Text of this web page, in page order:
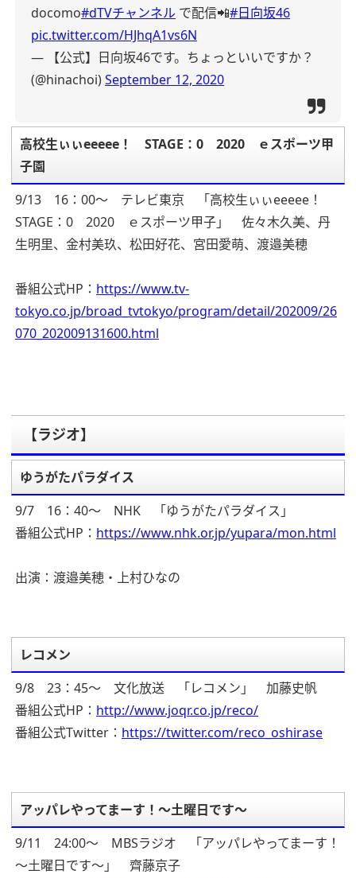
docomo#dTVチャンネル で配信📲#日向坂46
pic.twitter.com/HJhqA1vs6N
— 【公式】日向坂46です。ちょっといいですか？
(@hinachoi)September 12, 2020
高校生ぃぃeeeee！ STAGE：0 2020 ｅスポーツ甲
子園
9/13 16：00～ テレビ東京 「高校生ぃぃeeeee！
STAGE：0 2020 ｅスポーツ甲子」 佐々木久美、丹
生明里、金村美玖、松田好花、宮田愛萌、渡邉美穂
番組公式HP： https://www.tv-
tokyo.co.jp/broad_tvtokyo/program/detail/202009/26
070_202009131600.html
【ラジオ】
ゆうがたパラダイス
9/7 16：40～ NHK 「ゆうがたパラダイス」
番組公式HP： https://www.nhk.or.jp/yupara/mon.html
出演：渡邉美穂・上村ひなの
レコメン
9/8 23：45～ 文化放送 「レコメン」 加藤史帆
番組公式HP： http://www.joqr.co.jp/reco/
番組公式Twitter： https://twitter.com/reco_oshirase
アッパレやってまーす！～土曜日です～
9/11 24:00～ MBSラジオ 「アッパレやってまーす！
～土曜日です～」 齊藤京子